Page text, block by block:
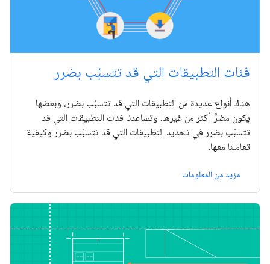
فئات التطبيقات التي قد تتسبّب بضرر
هناك أنواع عديدة من التطبيقات التي قد تتسبّب بضرر، وبعضها
يكون مضرًّا أكثر من غيرها. وتساعدنا فئات التطبيقات التي قد
تتسبّب بضرر في تحديد التطبيقات التي قد تتسبّب بضرر وكيفية
تعاملنا معها.
مزيد من المعلومات